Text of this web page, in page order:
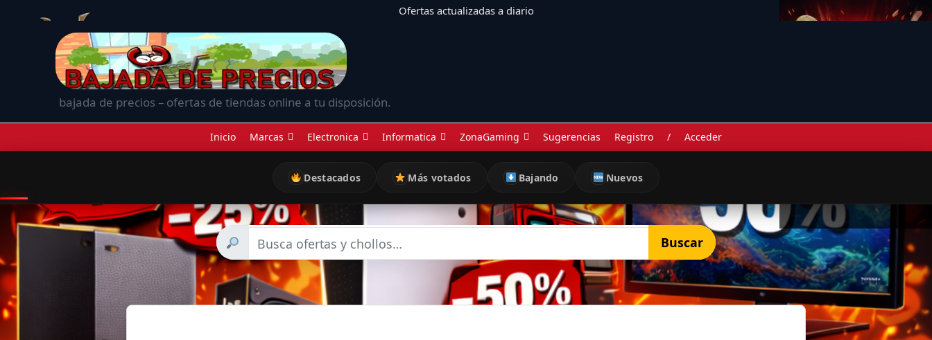
Ofertas actualizadas a diario
bajada de precios – ofertas de tiendas online a tu disposición.
Inicio Marcas Electronica Informatica ZonaGaming Sugerencias Registro / Acceder
Destacados Más votados Bajando Nuevos
Buscar